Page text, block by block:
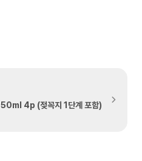
4p (젖꼭지 1단계 포함)